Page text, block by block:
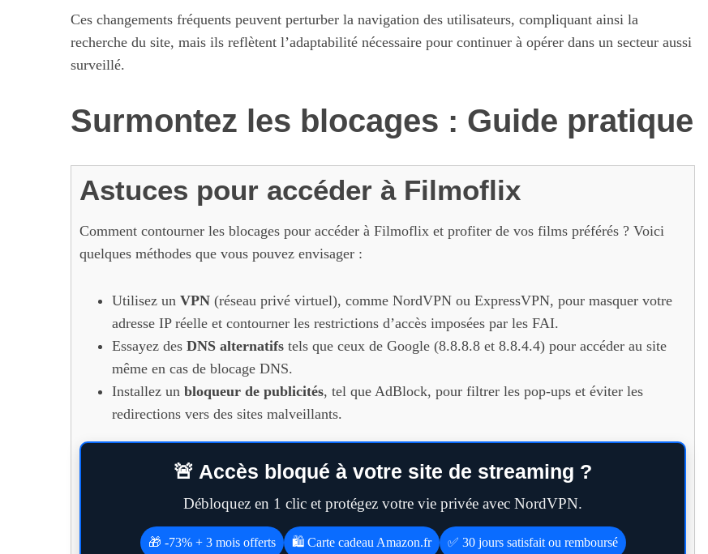
Ces changements fréquents peuvent perturber la navigation des utilisateurs, compliquant ainsi la
recherche du site, mais ils reflètent l’adaptabilité nécessaire pour continuer à opérer dans un secteur aussi
surveillé.
Surmontez les blocages : Guide pratique
Astuces pour accéder à Filmoflix
Comment contourner les blocages pour accéder à Filmoflix et profiter de vos films préférés ? Voici
quelques méthodes que vous pouvez envisager :
Utilisez un VPN (réseau privé virtuel), comme NordVPN ou ExpressVPN, pour masquer votre
adresse IP réelle et contourner les restrictions d’accès imposées par les FAI.
Essayez des DNS alternatifs tels que ceux de Google (8.8.8.8 et 8.8.4.4) pour accéder au site
même en cas de blocage DNS.
Installez un bloqueur de publicités, tel que AdBlock, pour filtrer les pop-ups et éviter les
redirections vers des sites malveillants.
🚨 Accès bloqué à votre site de streaming ?
Débloquez en 1 clic et protégez votre vie privée avec NordVPN.
🎁 -73% + 3 mois offerts 🛍️ Carte cadeau Amazon.fr ✅ 30 jours satisfait ou remboursé